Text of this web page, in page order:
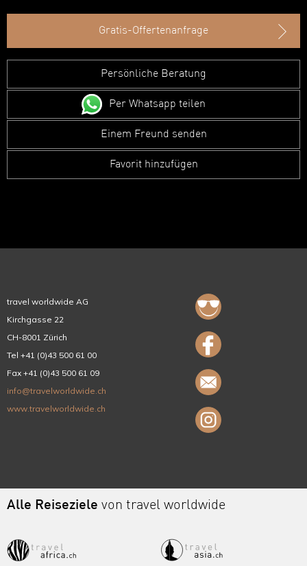
Gratis-Offertenanfrage
Persönliche Beratung
Per Whatsapp teilen
Einem Freund senden
Favorit hinzufügen
travel worldwide AG
Kirchgasse 22
CH-8001 Zürich
Tel +41 (0)43 500 61 00
Fax +41 (0)43 500 61 09
info@travelworldwide.ch
www.travelworldwide.ch
Alle Reiseziele von travel worldwide